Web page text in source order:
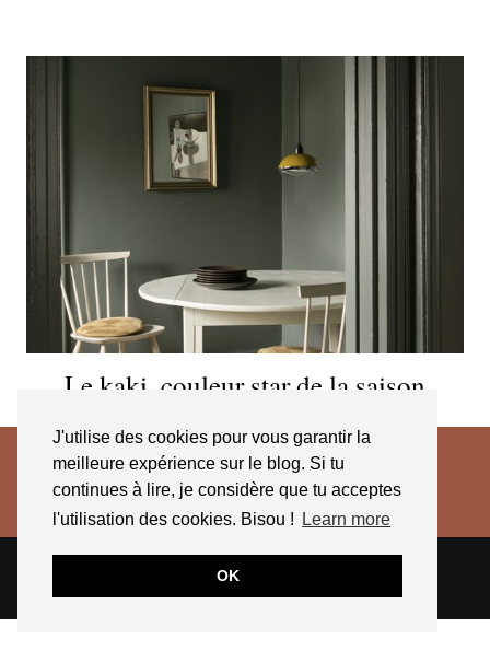
J'utilise des cookies pour vous garantir la
meilleure expérience sur le blog. Si tu
continues à lire, je considère que tu acceptes
l'utilisation des cookies. Bisou !
Learn more
OK
Le kaki, couleur star de la saison
THEME CREATED BYpipdig